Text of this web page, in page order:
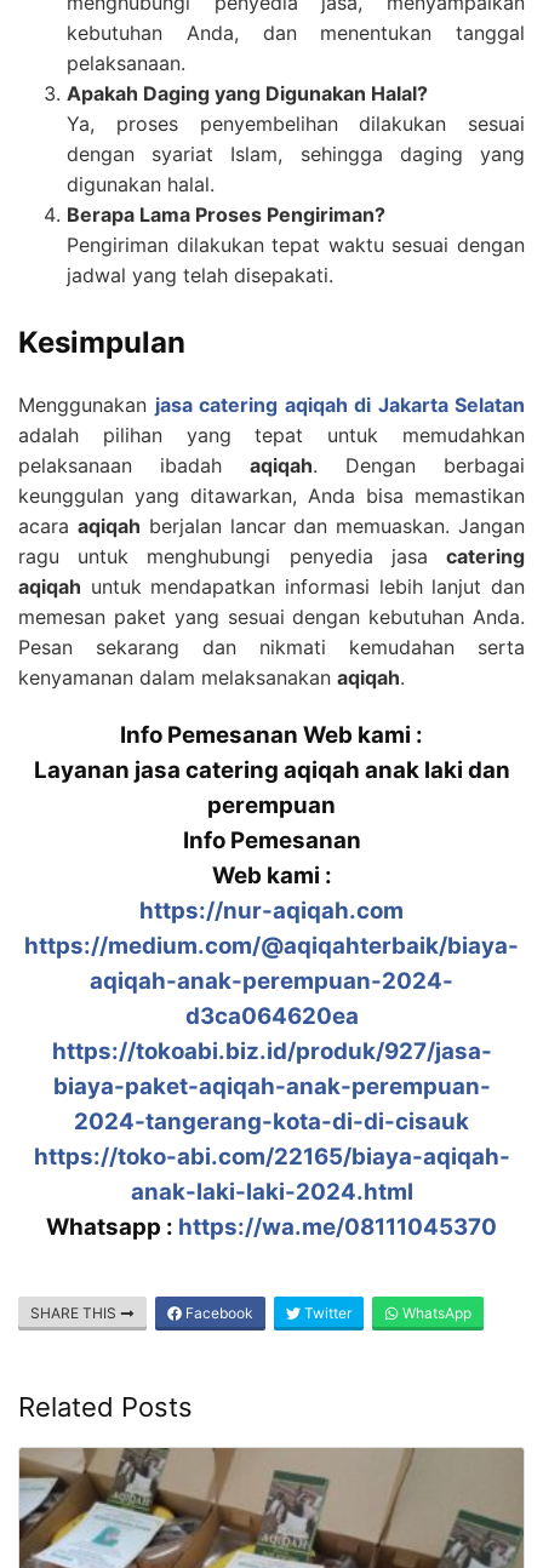
kebutuhan Anda, dan menentukan tanggal
pelaksanaan.
Apakah Daging yang Digunakan Halal?
Ya, proses penyembelihan dilakukan sesuai
dengan syariat Islam, sehingga daging yang
digunakan halal.
Berapa Lama Proses Pengiriman?
Pengiriman dilakukan tepat waktu sesuai dengan
jadwal yang telah disepakati.
Kesimpulan
Menggunakan jasa catering aqiqah di Jakarta Selatan
adalah pilihan yang tepat untuk memudahkan
pelaksanaan ibadah aqiqah. Dengan berbagai
keunggulan yang ditawarkan, Anda bisa memastikan
acara aqiqah berjalan lancar dan memuaskan. Jangan
ragu untuk menghubungi penyedia jasa catering
aqiqah untuk mendapatkan informasi lebih lanjut dan
memesan paket yang sesuai dengan kebutuhan Anda.
Pesan sekarang dan nikmati kemudahan serta
kenyamanan dalam melaksanakan aqiqah.
Info Pemesanan Web kami :
Layanan jasa catering aqiqah anak laki dan
perempuan
Info Pemesanan
Web kami :
https://nur-aqiqah.com
https://medium.com/@aqiqahterbaik/biaya-
aqiqah-anak-perempuan-2024-
d3ca064620ea
https://tokoabi.biz.id/produk/927/jasa-
biaya-paket-aqiqah-anak-perempuan-
2024-tangerang-kota-di-di-cisauk
https://toko-abi.com/22165/biaya-aqiqah-
anak-laki-laki-2024.html
Whatsapp : https://wa.me/08111045370
SHARE THIS Facebook Twitter WhatsApp
Related Posts